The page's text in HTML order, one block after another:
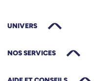
UNIVERS
NOS SERVICES